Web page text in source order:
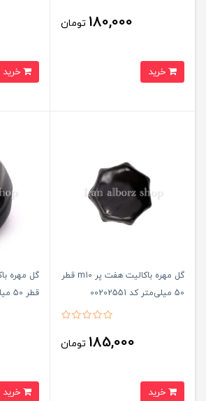
180,000 تومان
گل مهره باکالیت هفت پر m10 قطر
50 میلی‌متر کد 00202551
185,000 تومان
قطر 50 میلی‌متر کد00202551